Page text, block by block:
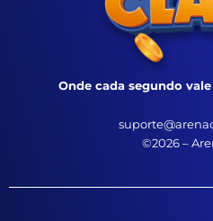
Onde cada segundo
©2026 –